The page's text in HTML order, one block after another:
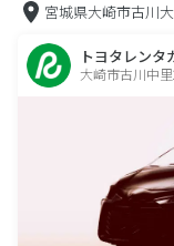
宮城県大崎市古川
トヨタレンタ
大崎市古川中